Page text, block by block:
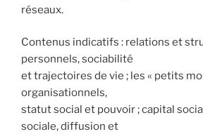
réseaux.
Contenus indicatifs : relations et
personnels, sociabilité
et trajectoires de vie ; les « petits
organisationnels,
statut social et pouvoir ; capital
sociale, diffusion et